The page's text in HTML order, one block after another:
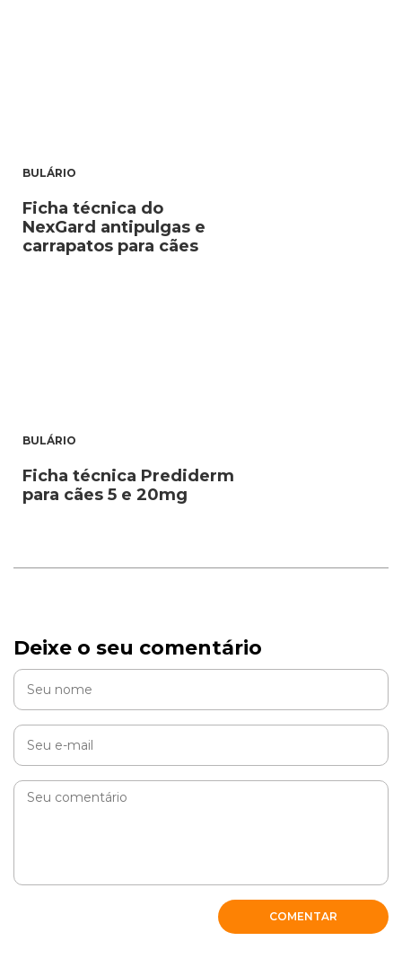
BULÁRIO
Ficha técnica do
NexGard antipulgas e
carrapatos para cães
BULÁRIO
Ficha técnica Prediderm
para cães 5 e 20mg
Deixe o seu comentário
COMENTAR